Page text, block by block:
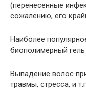
(перенесенные
сожалению, его
Наиболее
биополимерный гель
Выпадение волос
травмы, стресса, и